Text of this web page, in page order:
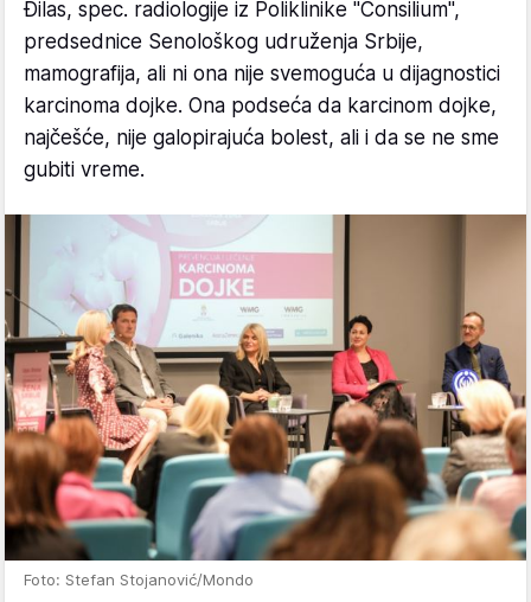
Đilas, spec. radiologije iz Poliklinike "Consilium",
predsednice Senološkog udruženja Srbije,
mamografija, ali ni ona nije svemoguća u dijagnostici
karcinoma dojke. Ona podseća da karcinom dojke,
najčešće, nije galopirajuća bolest, ali i da se ne sme
gubiti vreme.
Foto: Stefan Stojanović/Mondo